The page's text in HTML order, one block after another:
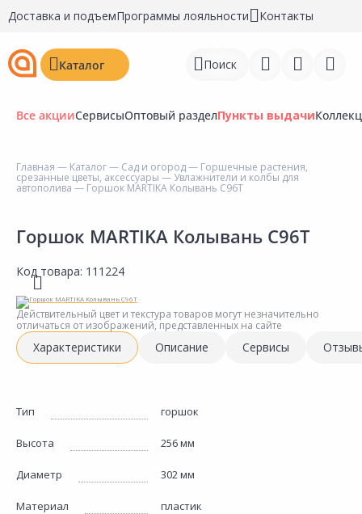
Доставка и подъемПрограммы лояльности Контакты
Каталог Поиск
Войти
Недавно просмотренные
товары
Все акцииСервисыОптовый разделПункты выдачи
Главная — Каталог— Сад и огород— Горшечные растения,
срезанные цветы, аксессуары — Увлажнители и колбы для
автополива — Горшок MARTIKA Колывань C96T
Горшок MARTIKA Колывань C96T
Код товара: 111224
Действительный цвет и текстура товаров могут незначительно
отличаться от изображений, представленных на сайте
Характеристики Описание Сервисы
Тип горшок
Высота 256 мм
Диаметр 302 мм
Материал пластик